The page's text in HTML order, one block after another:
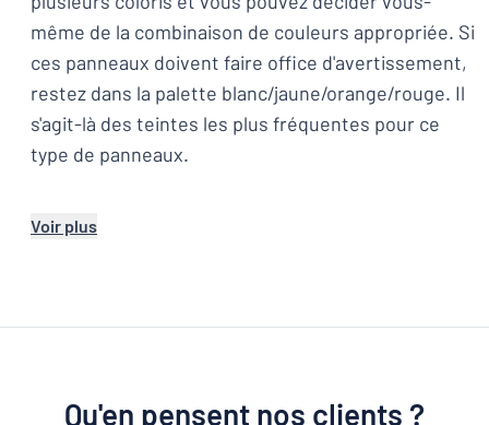
même de la combinaison de couleurs appropriée. Si
ces panneaux doivent faire office d'avertissement,
restez dans la palette blanc/jaune/orange/rouge. Il
s'agit-là des teintes les plus fréquentes pour ce
type de panneaux.
Voir plus
Qu'en pensent nos clients ?